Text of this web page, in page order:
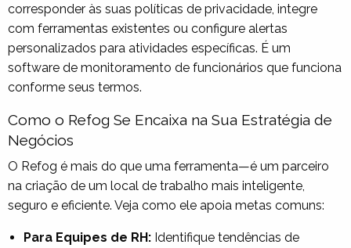
corresponder às suas políticas de privacidade, integre
com ferramentas existentes ou configure alertas
personalizados para atividades específicas. É um
software de monitoramento de funcionários que funciona
conforme seus termos.
Como o Refog Se Encaixa na Sua Estratégia de
Negócios
O Refog é mais do que uma ferramenta—é um parceiro
na criação de um local de trabalho mais inteligente,
seguro e eficiente. Veja como ele apoia metas comuns:
Para Equipes de RH: Identifique tendências de